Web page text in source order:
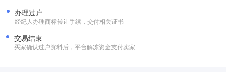
办理过户
经纪人办理商标转让手续，交付相关证书
交易结束
买家确认过户资料后，平台解冻资金支付卖家